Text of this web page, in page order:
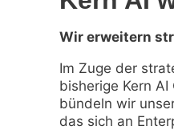
Wir erweitern
Im Zuge der
bisherige Kern
bündeln wir
das sich an